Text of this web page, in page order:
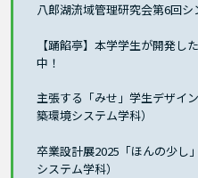
八郎湖流域管理研究会第6回
【踊餡亭】本学学生が開発し
中！
主張する「みせ」学生デザイ
築環境システム学科）
卒業設計展2025「ほんの少し
システム学科）